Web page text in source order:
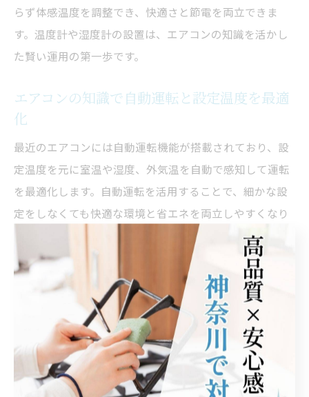
らず体感温度を調整でき、快適さと節電を両立できま
す。温度計や湿度計の設置は、エアコンの知識を活かし
た賢い運用の第一歩です。
エアコンの知識で自動運転と設定温度を最適
化
最近のエアコンには自動運転機能が搭載されており、設
定温度を元に室温や湿度、外気温を自動で感知して運転
を最適化します。自動運転を活用することで、細かな設
定をしなくても快適な環境と省エネを両立しやすくなり
自動運転を上手に使うポイントは、まず推奨設定温度
（冷房28度、暖房20度など）を目安に設定し、部屋の断
熱性や家族の体感温度に応じて微調整することです。加
えて、サーキュレーターや加湿器との併用も効果的で
す。
注意点としては、フィルターの汚れや室外機の状態が自